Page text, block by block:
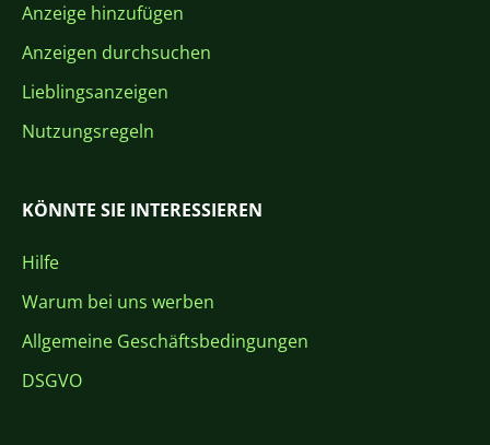
Anzeige hinzufügen
Anzeigen durchsuchen
Lieblingsanzeigen
Nutzungsregeln
KÖNNTE SIE INTERESSIEREN
Hilfe
Warum bei uns werben
Allgemeine Geschäftsbedingungen
DSGVO